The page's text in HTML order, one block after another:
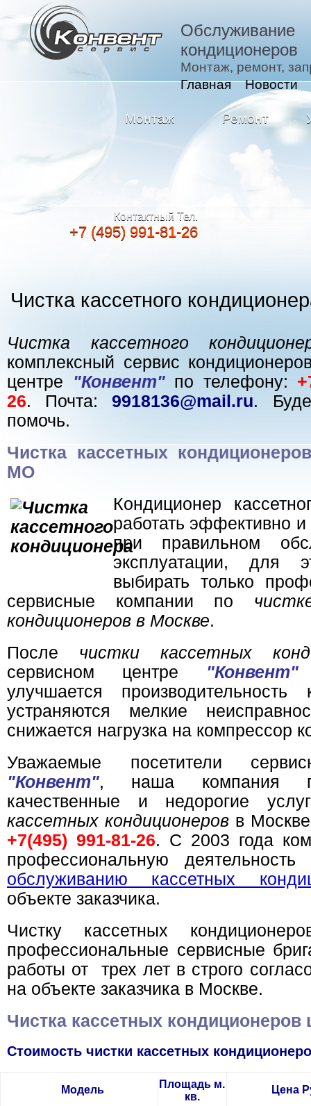
Обслуживание
кондиционеров
Монтаж, ремонт,
Главная
Новости
Монтаж Ремонт
Контактный Тел.
+7 (495) 991-81-26
Чистка кассетного
Чистка кассетного
комплексный сервис
центре "Конвент" по телефону:
26. Почта:9918136@mail.ru.
помочь.
Чистка кассетных
МО
Кондиционер
работать эффективно
при правильном
эксплуатации, для
выбирать только
сервисные компании по
кондиционеров в Москве.
После чистки кассетных
сервисном центре "Конвент"
улучшается производительность
устраняются мелкие
снижается нагрузка на компрессор
Уважаемые посетители
"Конвент", наша компания
качественные и недорогие
кассетных кондиционеров в
+7(495) 991-81-26. С 2003 года
профессиональную
обслуживанию кассетных
объекте заказчика.
Чистку кассетных
профессиональные сервисные
работы от трех лет в строго
на объекте заказчика в Москве.
Чистка кассетных кондиционеров
Стоимость чистки кассетных
Модель
Площадь м.
кв.
Цена